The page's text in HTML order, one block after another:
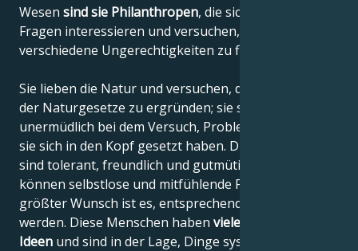
Wesen sind sie Philanthropen, die sich für soziale
Fragen interessieren und versuchen, Lösungen für
verschiedene Ungerechtigkeiten zu finden.
Sie lieben die Natur und versuchen, die Geheimnisse
der Naturgesetze zu ergründen; sie sind
unermüdlich bei dem Versuch, Probleme zu lösen, die
sie sich in den Kopf gesetzt haben. Diese Menschen
sind tolerant, freundlich und gutmütig, und sie
können selbstlose und mitfühlende Freunde sein. Ihr
größter Wunsch ist es, entsprechend behandelt zu
werden. Diese Menschen haben viele unglaubliche
Ideen und sind in der Lage, Dinge systematisch zu